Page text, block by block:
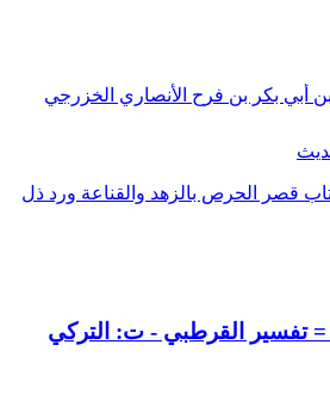
أبي بكر بن فرح الأنصاري الخزرجي
قصر الحرص بالزهد والقناعة ورد ذل
= تفسير القرطبي - ت: التركي